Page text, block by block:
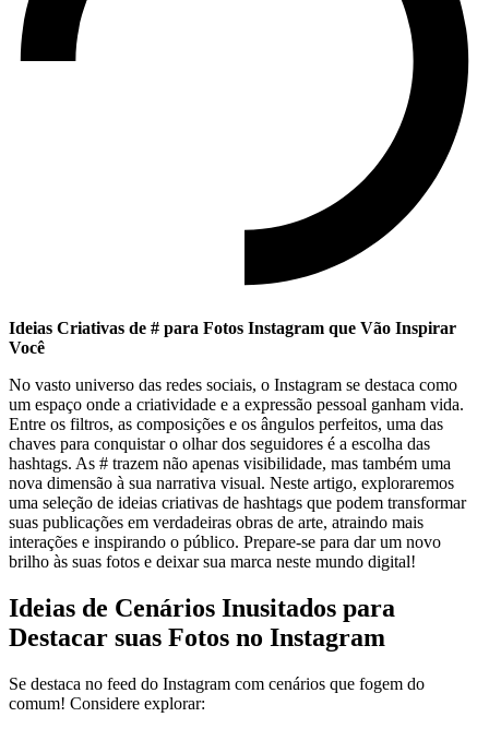
Ideias ⁣Criativas⁣ de ‌# para Fotos Instagram que​ Vão Inspirar
Você
No vasto universo das redes sociais, o Instagram se destaca como
um espaço onde a criatividade e a expressão pessoal ganham vida.
Entre os filtros, as composições e os ângulos perfeitos, uma das
chaves para ⁢conquistar o olhar dos seguidores é a escolha das
hashtags. As #‌ trazem não ⁢apenas visibilidade, mas também uma
nova dimensão à sua narrativa visual. Neste artigo, exploraremos
uma seleção de ideias criativas⁢ de hashtags que podem transformar
suas publicações em verdadeiras obras de arte, atraindo mais
interações e inspirando o público. Prepare-se para⁢ dar um novo‌
brilho ⁣às suas fotos e deixar sua ⁤marca ‍neste mundo‌ digital!
Ideias de Cenários Inusitados para
Destacar suas Fotos no Instagram
Se destaca no feed do Instagram com cenários que fogem do
comum! Considere explorar: